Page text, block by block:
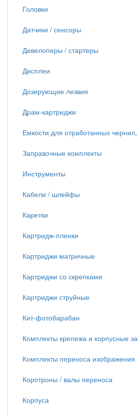
Головки
Датчики / сенсоры
Девелоперы / стартеры
Дисплеи
Дозирующие лезвия
Драм-картриджи
Емкости для отработанных чернил,
Заправочные комплекты
Инструменты
Кабели / шлейфы
Каретки
Картридж-пленки
Картриджи матричные
Картриджи со скрепками
Картриджи струйные
Кит-фотобарабан
Комплекты крепежа и корпусные за
Комплекты переноса изображения
Коротроны / валы переноса
Корпуса